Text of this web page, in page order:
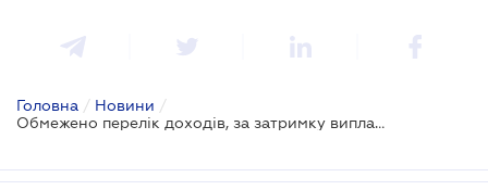
Головна / Новини /
Обмежено перелік доходів, за затримку виплати яких нараховується компенсація